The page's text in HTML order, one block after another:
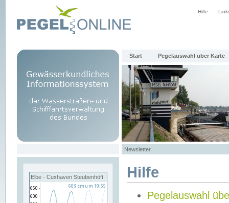
Hilfe
Start Pegelauswahl über Karte
Newsletter
Elbe - Cuxhaven Steubenhöft Hilfe
Pegelauswahl